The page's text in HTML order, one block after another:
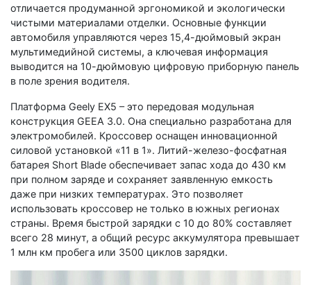
отличается продуманной эргономикой и экологически
чистыми материалами отделки. Основные функции
автомобиля управляются через 15,4-дюймовый экран
мультимедийной системы, а ключевая информация
выводится на 10-дюймовую цифровую приборную панель
в поле зрения водителя.
Платформа Geely EX5 – это передовая модульная
конструкция GEEA 3.0. Она специально разработана для
электромобилей. Кроссовер оснащен инновационной
силовой установкой «11 в 1». Литий-железо-фосфатная
батарея Short Blade обеспечивает запас хода до 430 км
при полном заряде и сохраняет заявленную емкость
даже при низких температурах. Это позволяет
использовать кроссовер не только в южных регионах
страны. Время быстрой зарядки с 10 до 80% составляет
всего 28 минут, а общий ресурс аккумулятора превышает
1 млн км пробега или 3500 циклов зарядки.